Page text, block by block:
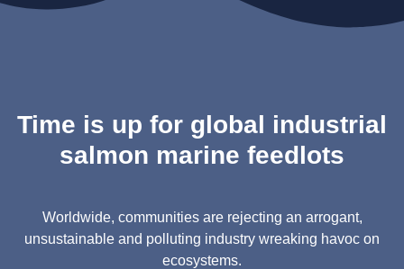
Time is up for global industrial
salmon marine feedlots
Worldwide, communities are rejecting an arrogant,
unsustainable and polluting industry wreaking havoc on
ecosystems.